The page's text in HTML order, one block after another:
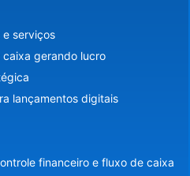
serviços
gerando lucro
lançamentos digitais
financeiro e fluxo de caixa